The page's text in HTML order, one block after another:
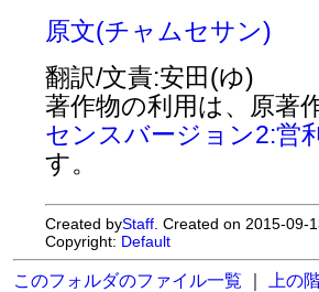
原文(チャムセサン)
翻訳/文責:安田(ゆ)
著作物の利用は、原著
センスバージョン2:営
す。
Created byStaff . Created on 2015-
Copyright: Default
このフォルダのファイル一覧
上の